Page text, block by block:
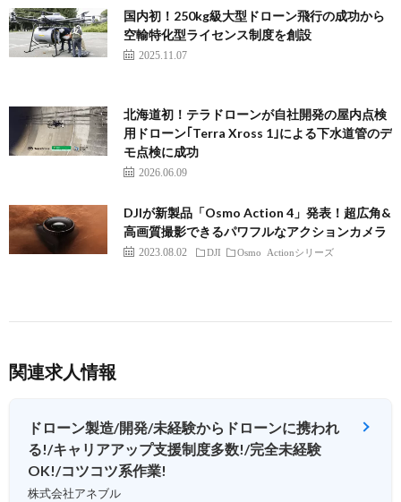
国内初！250kg級大型ドローン飛行の成功から
空輸特化型ライセンス制度を創設
2025.11.07
北海道初！テラドローンが自社開発の屋内点検
用ドローン｢Terra Xross 1｣による下水道管のデ
モ点検に成功
2026.06.09
DJIが新製品「Osmo Action 4」発表！超広角&
高画質撮影できるパワフルなアクションカメラ
2023.08.02 DJI Osmo Actionシリーズ
関連求人情報
ドローン製造/開発/未経験からドローンに携われ
る!/キャリアアップ支援制度多数!/完全未経験
OK!/コツコツ系作業!
株式会社アネブル